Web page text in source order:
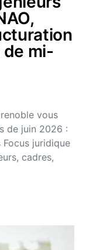
mi-
vous
de juin 2026 :
juridique
cadres,